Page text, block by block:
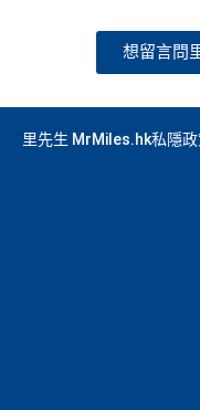
想留言問
里先生 MrMiles.hk私隱